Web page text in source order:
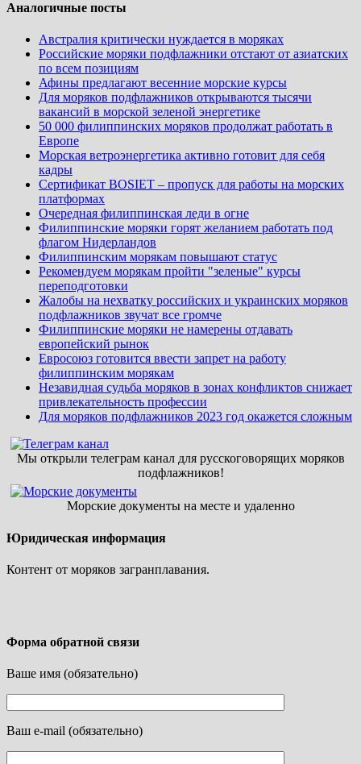
Аналогичные посты
Австралия критически нуждается в моряках
Российские моряки подфлажники отстают от азиатских
по всем позициям
Афины предлагают весенние морские курсы
Для моряков подфлажников открываются тысячи
вакансий в морской зеленой энергетике
50 000 филиппинских моряков продолжат работать в
Европе
Морская ветроэнергетика активно готовит для себя
кадры
Сертификат BOSIET – пропуск для работы на морских
платформах
Очередная филиппинская леди в огне
Филиппинские моряки горят желанием работать под
флагом Нидерландов
Филиппинским морякам повышают статус
Рекомендуем морякам пройти "зеленые" курсы
переподготовки
Жалобы на нехватку российских и украинских моряков
подфлажников звучат все громче
Филиппинские моряки не намерены отдавать
европейский рынок
Евросоюз готовится ввести запрет на работу
филиппинским морякам
Незавидная судьба моряков в зонах конфликтов снижает
привлекательность профессии
Для моряков подфлажников 2023 год окажется сложным
Мы открыли телеграм канал для русскоговорящих моряков
подфлажников!
Морские документы на месте и удаленно
Юридическая информация
Контент от моряков загранплавания.
Форма обратной связи
Ваше имя (обязательно)
Ваш e-mail (обязательно)